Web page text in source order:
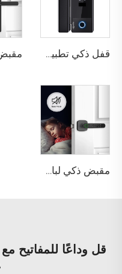
قفل ذكي تطبيق تويا واي فاي كلمة المرور البطاقات & مفتاح ميكانيكي فك القفل قفل الباب الزجاجي الإلكتروني مع التحكم في قفل TT K5
مقبض ذكي لباب Tuya بيومتري باستخدام بصمة الإصبع k1 Plus
قل وداعًا للمفاتيح